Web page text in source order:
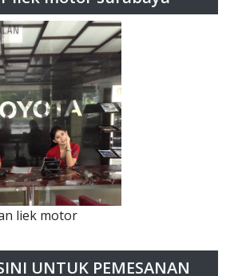
liek motor
UNTUK PEMESANAN